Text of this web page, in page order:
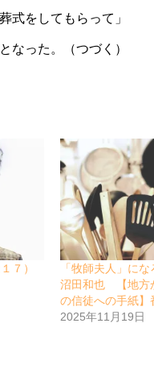
式をしてもらって」
なった。（つづく）
７）
「牧師夫人」に
沼田和也 【地方
の信徒への手紙】
2025年11月19日